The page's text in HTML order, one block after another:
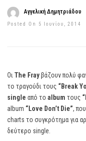
Αγγελική Δημητριάδου
Posted On 5 Ιουνίου, 2014
Οι The Frayβάζουν πολύ
το τραγούδι τους “Break
single από το album τους
album “Love Don’t Die”,
charts το συγκρότημα για
δεύτερο single.